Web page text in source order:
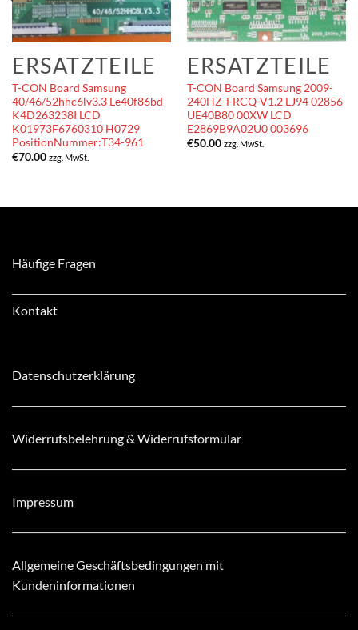
ERSATZTEILE
T-CON Board Samsung
40/46/52hhc6lv3.3 Le40f86bd
K4D263238I LCD
K01973F6760310 H0729
PositionNummer:T34-961
€70.00 zzg. MwSt.
ERSATZTEILE
T-CON Board Samsung 2009-
240HZ-FRCQ-V1.2 LJ94 02856
UE40B80 00XW LCD
E2869B9A02U0 003696
€50.00 zzg. MwSt.
Häufige Fragen
Kontakt
Datenschutzerklärung
Widerrufsbelehrung & Widerrufsformular
Impressum
Allgemeine Geschäftsbedingungen mit
Kundeninformationen